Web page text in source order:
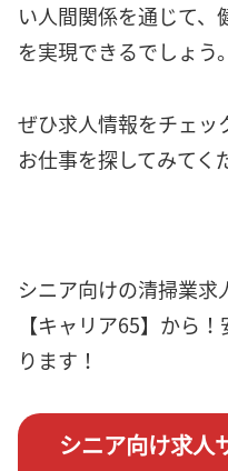
い人間関係を通じて、
を実現できるでしょう。
ぜひ求人情報をチェッ
お仕事を探してみてく
シニア向けの清掃業求
【キャリア65】から
ります！
シニア向け求人